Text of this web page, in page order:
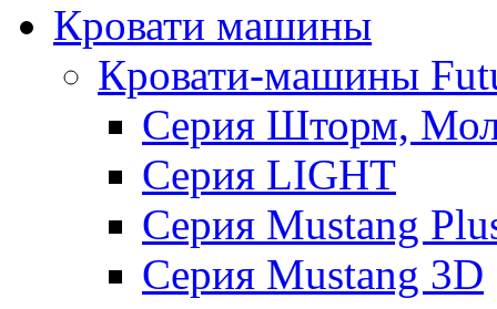
Кровати машины
Кровати-машины
Серия Шторм,
Серия LIGHT
Серия Mustang
Серия Mustang 3D